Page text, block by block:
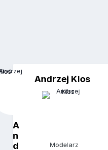
A
n
d
Andrzej Klos
Modelarz